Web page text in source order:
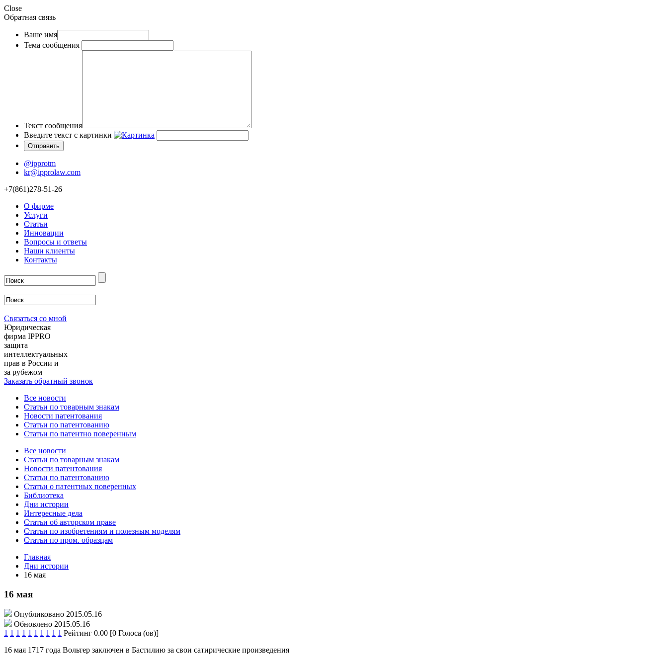
Close
Обратная связь
Ваше имя
Тема сообщения
Текст сообщения
Введите текст с картинки
@ipprotm
kr@ipprolaw.com
+7(861)278-51-26
О фирме
Услуги
Статьи
Инновации
Вопросы и ответы
Наши клиенты
Контакты
Связаться со мной
Юридическая
фирма IPPRO
защита
интеллектуальных
прав в России и
за рубежом
Заказать обратный звонок
Все новости
Статьи по товарным знакам
Новости патентования
Статьи по патентованию
Статьи по патентно поверенным
Все новости
Статьи по товарным знакам
Новости патентования
Статьи по патентованию
Статьи о патентных поверенных
Библиотека
Дни истории
Интересные дела
Статьи об авторском праве
Статьи по изобретениям и полезным моделям
Статьи по пром. образцам
Главная
Дни истории
16 мая
16 мая
Опубликовано 2015.05.16
Обновлено 2015.05.16
1 1 1 1 1 1 1 1 1 1 Рейтинг 0.00 [0 Голоса (ов)]
16 мая 1717 года Вольтер заключен в Бастилию за свои сатирические произведения